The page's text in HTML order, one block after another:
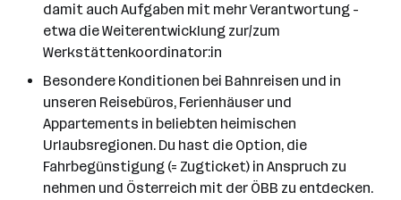
damit auch Aufgaben mit mehr Verantwortung -
etwa die Weiterentwicklung zur/zum
Werkstättenkoordinator:in
Besondere Konditionen bei Bahnreisen und in
unseren Reisebüros, Ferienhäuser und
Appartements in beliebten heimischen
Urlaubsregionen. Du hast die Option, die
Fahrbegünstigung (= Zugticket) in Anspruch zu
nehmen und Österreich mit der ÖBB zu entdecken.